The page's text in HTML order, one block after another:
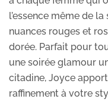
l’essence même de
nuances rouges et
dorée. Parfait pour
une soirée glamour
citadine, Joyce
raffinement à votre